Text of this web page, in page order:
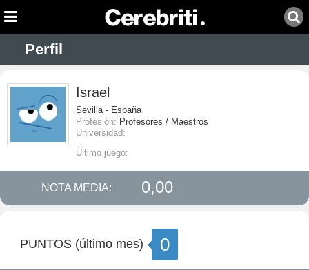
Perfil
Israel
Sevilla - España
Profesión: Profesores / Maestros
Universidad:
Último juego:
NOTA MEDIA: 0,00
PUNTOS (último mes) 0